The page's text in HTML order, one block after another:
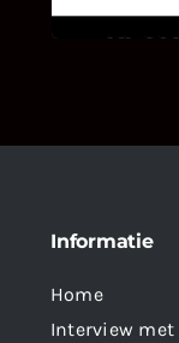
Informatie
Home
Interview met